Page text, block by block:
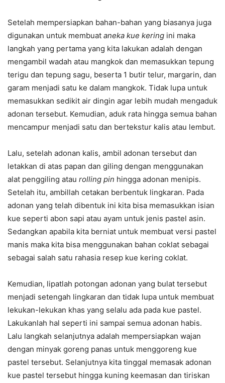
Setelah mempersiapkan bahan-bahan yang biasanya juga
digunakan untuk membuat aneka kue kering ini maka
langkah yang pertama yang kita lakukan adalah dengan
mengambil wadah atau mangkok dan memasukkan tepung
terigu dan tepung sagu, beserta 1 butir telur, margarin, dan
garam menjadi satu ke dalam mangkok. Tidak lupa untuk
memasukkan sedikit air dingin agar lebih mudah mengaduk
adonan tersebut. Kemudian, aduk rata hingga semua bahan
mencampur menjadi satu dan bertekstur kalis atau lembut.
Lalu, setelah adonan kalis, ambil adonan tersebut dan
letakkan di atas papan dan giling dengan menggunakan
alat penggiling atau rolling pin hingga adonan menipis.
Setelah itu, ambillah cetakan berbentuk lingkaran. Pada
adonan yang telah dibentuk ini kita bisa memasukkan isian
kue seperti abon sapi atau ayam untuk jenis pastel asin.
Sedangkan apabila kita berniat untuk membuat versi pastel
manis maka kita bisa menggunakan bahan coklat sebagai
sebagai salah satu rahasia resep kue kering coklat.
Kemudian, lipatlah potongan adonan yang bulat tersebut
menjadi setengah lingkaran dan tidak lupa untuk membuat
lekukan-lekukan khas yang selalu ada pada kue pastel.
Lakukanlah hal seperti ini sampai semua adonan habis.
Lalu langkah selanjutnya adalah mempersiapkan wajan
dengan minyak goreng panas untuk menggoreng kue
pastel tersebut. Selanjutnya kita tinggal memasak adonan
kue pastel tersebut hingga kuning keemasan dan tiriskan